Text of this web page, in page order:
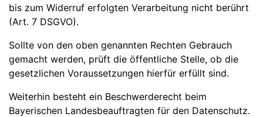
bis zum Widerruf erfolgten Verarbeitung nicht berührt
(Art. 7 DSGVO).
Sollte von den oben genannten Rechten Gebrauch
gemacht werden, prüft die öffentliche Stelle, ob die
gesetzlichen Voraussetzungen hierfür erfüllt sind.
Weiterhin besteht ein Beschwerderecht beim
Bayerischen Landesbeauftragten für den Datenschutz.